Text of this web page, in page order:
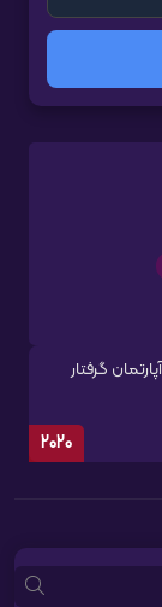
گرفتار
2020